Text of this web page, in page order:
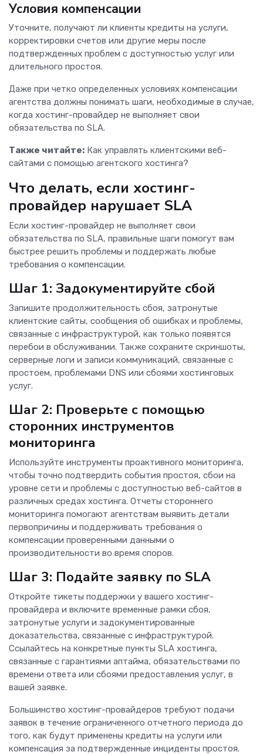
Условия компенсации
Уточните, получают ли клиенты кредиты на услуги,
корректировки счетов или другие меры после
подтвержденных проблем с доступностью услуг или
длительного простоя.
Даже при четко определенных условиях компенсации
агентства должны понимать шаги, необходимые в случае,
когда хостинг-провайдер не выполняет свои
обязательства по SLA.
Также читайте: Как управлять клиентскими веб-
сайтами с помощью агентского хостинга?
Что делать, если хостинг-
провайдер нарушает SLA
Если хостинг-провайдер не выполняет свои
обязательства по SLA, правильные шаги помогут вам
быстрее решить проблемы и поддержать любые
требования о компенсации.
Шаг 1: Задокументируйте сбой
Запишите продолжительность сбоя, затронутые
клиентские сайты, сообщения об ошибках и проблемы,
связанные с инфраструктурой, как только появятся
перебои в обслуживании. Также сохраните скриншоты,
серверные логи и записи коммуникаций, связанные с
простоем, проблемами DNS или сбоями хостинговых
услуг.
Шаг 2: Проверьте с помощью
сторонних инструментов
мониторинга
Используйте инструменты проактивного мониторинга,
чтобы точно подтвердить события простоя, сбои на
уровне сети и проблемы с доступностью веб-сайтов в
различных средах хостинга. Отчеты стороннего
мониторинга помогают агентствам выявить детали
первопричины и поддерживать требования о
компенсации проверенными данными о
производительности во время споров.
Шаг 3: Подайте заявку по SLA
Откройте тикеты поддержки у вашего хостинг-
провайдера и включите временные рамки сбоя,
затронутые услуги и задокументированные
доказательства, связанные с инфраструктурой.
Ссылайтесь на конкретные пункты SLA хостинга,
связанные с гарантиями аптайма, обязательствами по
времени ответа или сбоями предоставления услуг, в
вашей заявке.
Большинство хостинг-провайдеров требуют подачи
заявок в течение ограниченного отчетного периода до
того, как будут применены кредиты на услуги или
компенсация за подтвержденные инциденты простоя.